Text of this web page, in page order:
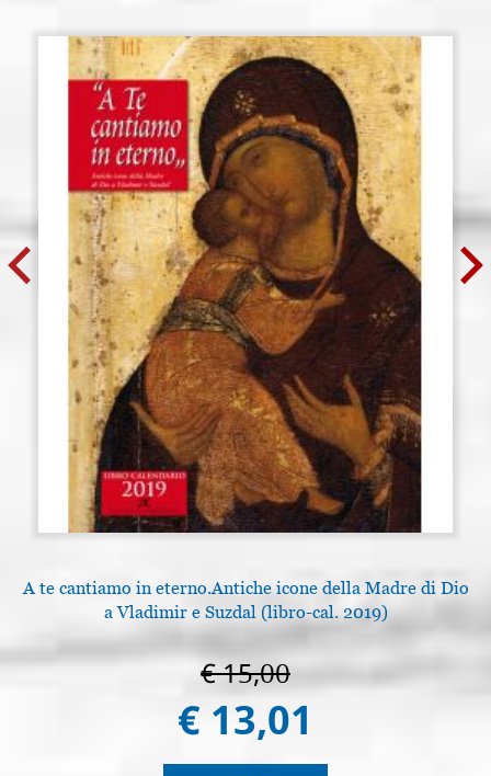
A te cantiamo in eterno.Antiche icone della Madre di Dio
a Vladimir e Suzdal (libro-cal. 2019)
€ 15,00
€ 13,01